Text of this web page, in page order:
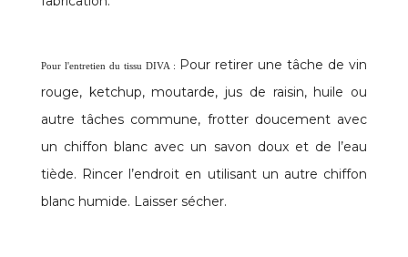
Pour l'entretien du tissu DIVA : Pour retirer une tâche de vin
rouge, ketchup, moutarde, jus de raisin, huile ou
autre tâches commune, frotter doucement avec
un chiffon blanc avec un savon doux et de l’eau
tiède. Rincer l’endroit en utilisant un autre chiffon
blanc humide. Laisser sécher.